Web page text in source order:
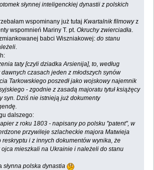
słynnej inteligenckiej dynastii z polskich
wspominany już tutajKwartalnik filmowyz
wspomnień Mariny T. pt.Okruchy zwierciadła.
babci Wiszniakowej:do stanu
.
taty [czyli dziadka Arsienija], to, według
czasach jeden z młodszych synów
Tarkowskiego poszedł jako wojskowy najemnik
- zgodnie z zasadą majoratu tytuł książęcy
syn. Dziś nie istnieją już dokumenty
dalszego:
z roku 1803 - napisany po polsku "patent", w
przywileje szlacheckie majora Matwieja
reskryptu i z innych dokumentów wynika, że
mieszkali na Ukrainie i należeli do stanu
słynna polska dynastia